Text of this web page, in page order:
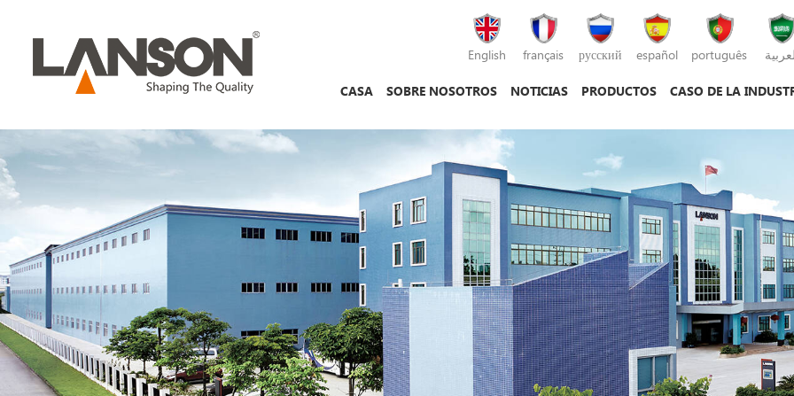
English français русский español português
CASA SOBRE NOSOTROS NOTICIAS PRODUCTOS CASO DE LA